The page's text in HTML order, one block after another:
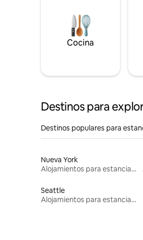
Cocina
Destinos para
Destinos populares para
Nueva York
Alojamientos para estancias largas
Seattle
Alojamientos para estancias largas